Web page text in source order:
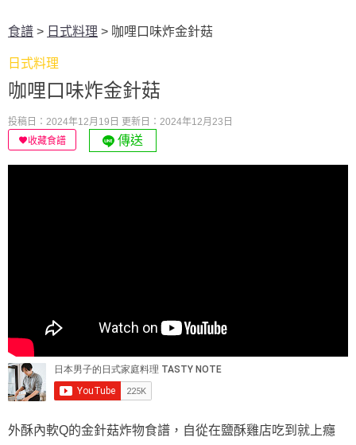
食譜 > 日式料理 > 咖哩口味炸金針菇
日式料理
咖哩口味炸金針菇
投稿日：2024年12月19日 更新日：2024年12月23日
收藏食譜
傳送
外酥內軟Q的金針菇炸物食譜，自從在鹽酥雞店吃到就上癮